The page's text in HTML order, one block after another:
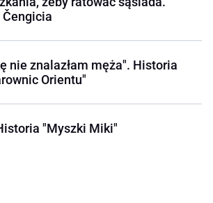
nie znalazłam męża". Historia
Orientu"
"Myszki Miki"